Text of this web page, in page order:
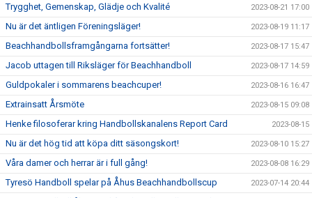
Trygghet, Gemenskap, Glädje och Kvalité 2023-08-21 17:00
Nu är det äntligen Föreningsläger! 2023-08-19 11:17
Beachhandbollsframgångarna fortsätter! 2023-08-17 15:47
Jacob uttagen till Riksläger för Beachhandboll 2023-08-17 14:59
Guldpokaler i sommarens beachcuper! 2023-08-16 16:47
Extrainsatt Årsmöte 2023-08-15 09:08
Henke filosoferar kring Handbollskanalens Report Card 2023-08-15
Nu är det hög tid att köpa ditt säsongskort! 2023-08-10 15:27
Våra damer och herrar är i full gång! 2023-08-08 16:29
Tyresö Handboll spelar på Åhus Beachhandbollscup 2023-07-14 20:44